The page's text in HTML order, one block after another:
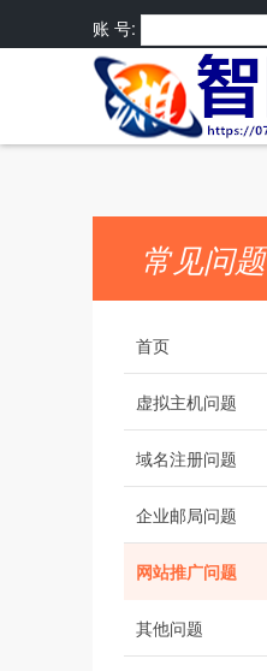
账 号:
常见问题
首页
虚拟主机问题
域名注册问题
企业邮局问题
网站推广问题
其他问题